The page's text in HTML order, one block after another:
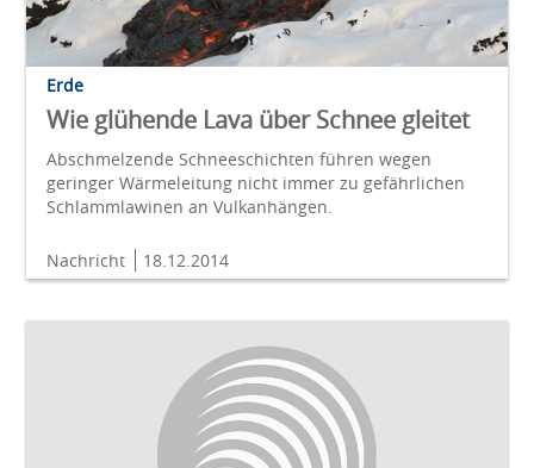
Erde
Wie glühende Lava über Schnee gleitet
Abschmelzende Schneeschichten führen wegen
geringer Wärmeleitung nicht immer zu gefährlichen
Schlammlawinen an Vulkanhängen.
Nachricht 18.12.2014